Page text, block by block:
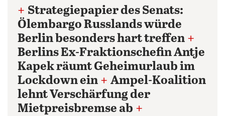
+ Strategiepapier des Senats:
Ölembargo Russlands würde
Berlin besonders hart treffen +
Berlins Ex-Fraktionschefin Antje
Kapek räumt Geheimurlaub im
Lockdown ein + Ampel-Koalition
lehnt Verschärfung der
Mietpreisbremse ab +